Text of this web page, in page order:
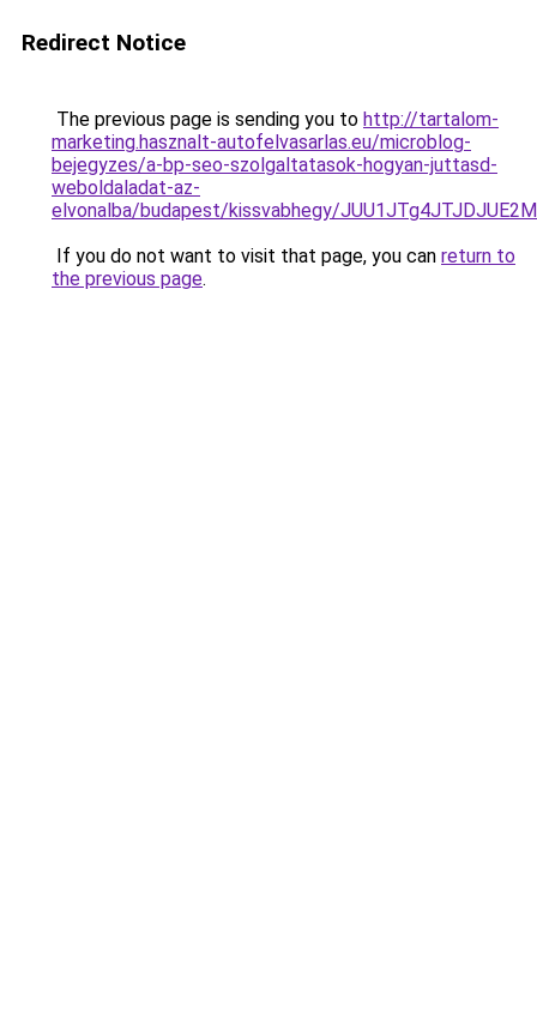
Redirect Notice
The previous page is sending you to http://tartalom-
marketing.hasznalt-autofelvasarlas.eu/microblog-
bejegyzes/a-bp-seo-szolgaltatasok-hogyan-juttasd-
weboldaladat-az-
elvonalba/budapest/kissvabhegy/
If you do not want to visit that page, you can return to
the previous page.